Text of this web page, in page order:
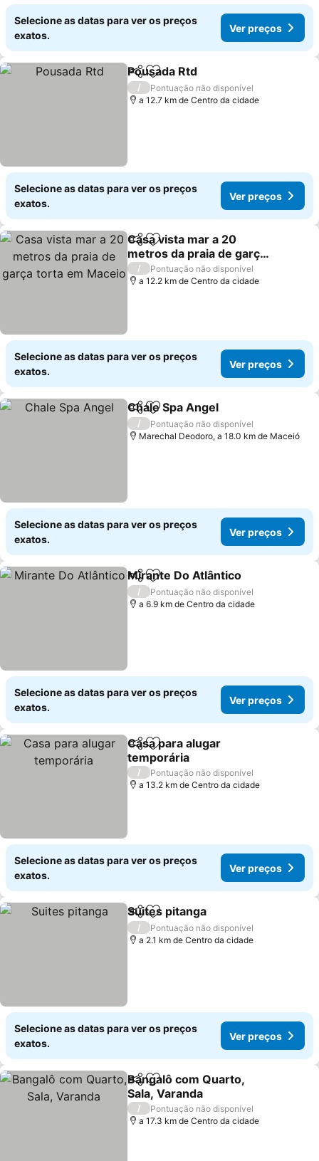
Selecione as datas para ver os preços
exatos.
Ver preços
PartilharAdicionar aos favoritos
Pousada Rtd
/
Pontuação não disponível
a 12.7 km de Centro da cidade
Selecione as datas para ver os preços
exatos.
Ver preços
PartilharAdicionar aos favoritos
Casa vista mar a 20
metros da praia de garça
torta em Maceio
Ver preços
/
Pontuação não disponível
a 12.2 km de Centro da cidade
Selecione as datas para ver os preços
exatos.
Ver preços
PartilharAdicionar aos favoritos
Chale Spa Angel
/
Pontuação não disponível
Marechal Deodoro, a 18.0 km de Maceió
Selecione as datas para ver os preços
exatos.
Ver preços
PartilharAdicionar aos favoritos
Mirante Do Atlântico
/
Pontuação não disponível
a 6.9 km de Centro da cidade
Selecione as datas para ver os preços
exatos.
Ver preços
PartilharAdicionar aos favoritos
Casa para alugar
temporária
Ver preços
/
Pontuação não disponível
a 13.2 km de Centro da cidade
Selecione as datas para ver os preços
exatos.
Ver preços
PartilharAdicionar aos favoritos
Suites pitanga
/
Pontuação não disponível
a 2.1 km de Centro da cidade
Selecione as datas para ver os preços
exatos.
Ver preços
PartilharAdicionar aos favoritos
Bangalô com Quarto,
Sala, Varanda
Ver preços
/
Pontuação não disponível
a 17.3 km de Centro da cidade